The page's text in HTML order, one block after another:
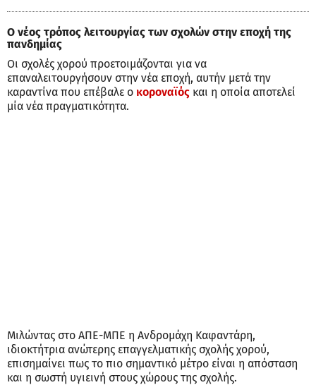
Ο νέος τρόπος λειτουργίας των σχολών στην εποχή της
πανδημίας
Οι σχολές χορού προετοιμάζονται για να
επαναλειτουργήσουν στην νέα εποχή, αυτήν μετά την
καραντίνα που επέβαλε ο κοροναϊός και η οποία αποτελεί
μία νέα πραγματικότητα.
Μιλώντας στο ΑΠΕ-ΜΠΕ η Ανδρομάχη Καφαντάρη,
ιδιοκτήτρια ανώτερης επαγγελματικής σχολής χορού,
επισημαίνει πως το πιο σημαντικό μέτρο είναι η απόσταση
και η σωστή υγιεινή στους χώρους της σχολής.